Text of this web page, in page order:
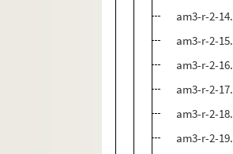
am3-r-2-
am3-r-2-
am3-r-2-
am3-r-2-
am3-r-2-
am3-r-2-